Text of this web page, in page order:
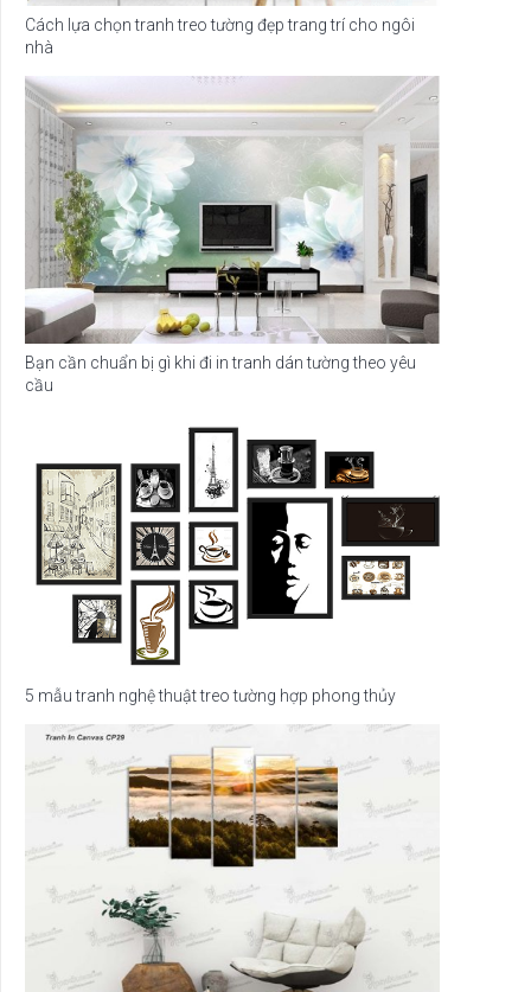
Cách lựa chọn tranh treo tường đẹp trang trí cho ngôi
nhà
Bạn cần chuẩn bị gì khi đi in tranh dán tường theo yêu
cầu
5 mẫu tranh nghệ thuật treo tường hợp phong thủy